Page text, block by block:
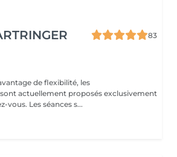
83
de flexibilité, les
actuellement proposés exclusivement
à distance, sur rendez-vous. Les séances s...